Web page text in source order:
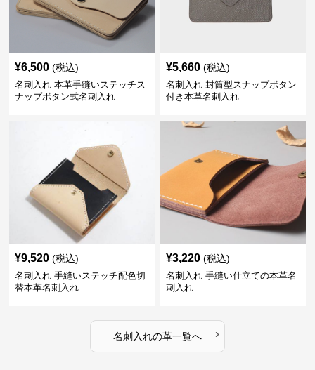
¥6,500 (税込)
名刺入れ 本革手縫いステッチス
ナップボタン式名刺入れ
¥5,660 (税込)
名刺入れ 封筒型スナップボタン
付き本革名刺入れ
¥9,520 (税込)
名刺入れ 手縫いステッチ配色切
替本革名刺入れ
¥3,220 (税込)
名刺入れ 手縫い仕立ての本革名
刺入れ
名刺入れの革一覧へ ›